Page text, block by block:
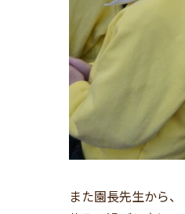
また園長先生から